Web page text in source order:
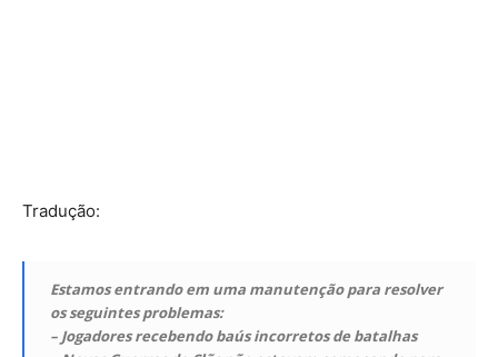
Tradução:
Estamos entrando em uma manutenção para resolver
os seguintes problemas:
– Jogadores recebendo baús incorretos de batalhas